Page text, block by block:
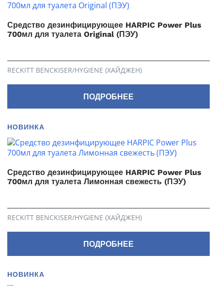
Средство дезинфицирующее HARPIC Power Plus
700мл для туалета Original (ПЭУ)
RECKITT BENCKISER/HYGIENE (ХАЙДЖЕН)
ПОДРОБНЕЕ
НОВИНКА
Средство дезинфицирующее HARPIC Power Plus
700мл для туалета Лимонная свежесть (ПЭУ)
RECKITT BENCKISER/HYGIENE (ХАЙДЖЕН)
ПОДРОБНЕЕ
НОВИНКА